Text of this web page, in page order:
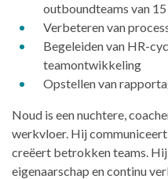
outboundteams van
Verbeteren van
Begeleiden van HR-
teamontwikkeling
Opstellen van
Noud is een nuchtere,
werkvloer. Hij
creëert betrokken teams.
eigenaarschap en continu